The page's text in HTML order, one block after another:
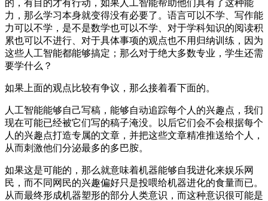
的，有目的才有行动，如果人工智能帮助他们具有了这种能
力，那么学习本身就变得没有必要了。语言可以不学、写作能
力可以不学，是不是数学也可以不学、对于学科知识的阅读积
累也可以不进行、对于具体事项的观点也不用归纳训练，因为
这些人工智能都能够搞定；那么对于绝大多数专业，学生还需
要学什么？
如果上面的观点比较有争议，那么接着看下面的。
人工智能能够自己写稿，能够自动追踪每个人的兴趣点，我们
现在可能已经被它们写的稿子淹没。以后它们会不会根据每个
人的兴趣点打造专属的文章，并把这些文章精准推送给个人，
从而刺激他们分泌最多的多巴胺。
如果这是可能的，那么就意味着机器能够自我进化来娱乐网
民，而不同网民的兴趣偏好只是投喂给机器进化的食量而已。
从而最终形成机器塑形的部分人类意识，而这种意识很可能是